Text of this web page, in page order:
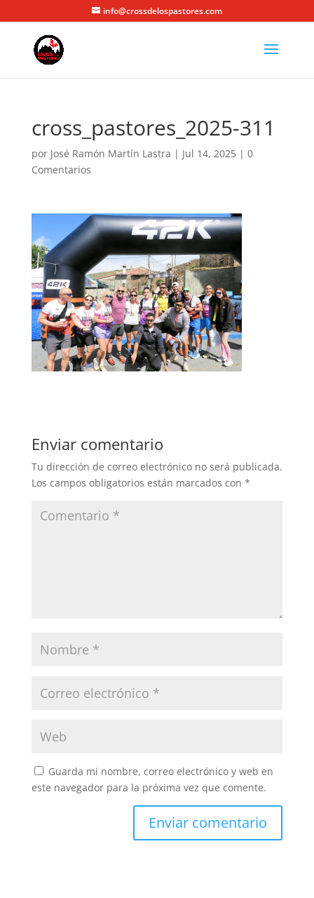
info@crossdelospastores.com
cross_pastores_2025-311
por José Ramón Martín Lastra | Jul 14, 2025| 0
Comentarios
Enviar comentario
Tu dirección de correo electrónico no será publicada.
Los campos obligatorios están marcados con *
Guarda mi nombre, correo electrónico y web en
este navegador para la próxima vez que comente.